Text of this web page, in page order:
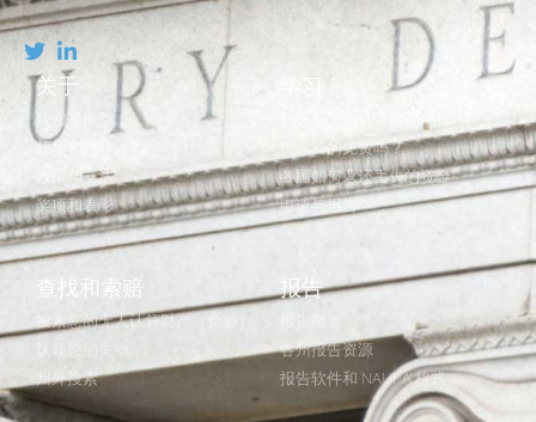
关于
我们是谁
领导和战略计划
政策和立法
奖项和表彰
学习
什么是无人认领财产？
搜索真的免费吗？
各国如何返还丢失的资金
申请与报告
查找和索赔
搜索您的无人认领财产（免费）
认领您的失物
州外搜索
报告
各州报告资源
报告软件和 NAUPA 格式